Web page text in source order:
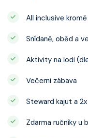
All inclusive kromě
Snídaně, oběd a
Aktivity na lodi
Večerní zábava
Steward kajut a
Zdarma ručníky u